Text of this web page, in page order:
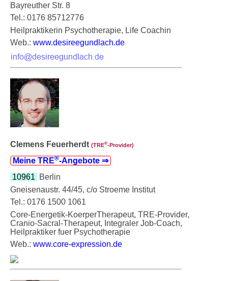
Bayreuther Str. 8
Tel.: 0176 85712776
Heilpraktikerin Psychotherapie, Life Coachin
Web.: www.desireegundlach.de
Clemens Feuerherdt (TRE®‑Provider)
Meine TRE®‑Angebote ⇒
10961
Berlin
Gneisenaustr. 44/45, c/o Stroeme Institut
Tel.: 0176 1500 1061
Core-Energetik-KoerperTherapeut, TRE-Provider,
Cranio-Sacral-Therapeut, Integraler Job-Coach,
Heilpraktiker fuer Psychotherapie
Web.: www.core-expression.de